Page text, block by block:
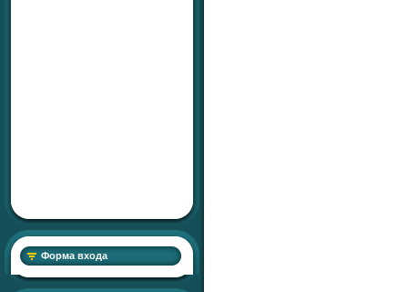
Форма входа